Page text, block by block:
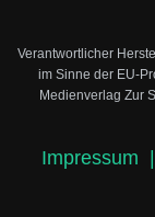
Verantwortlicher
im Sinne der EU-
Medienverlag Zur
Impressum |